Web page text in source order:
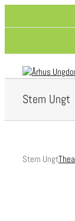
Stem Ungt
Stem UngtThea